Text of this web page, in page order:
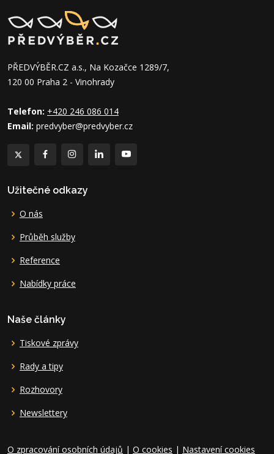
PŘEDVÝBĚR.CZ a.s., Na Kozačce 1289/7,
120 00 Praha 2 - Vinohrady
Telefon: +420 246 086 014
Email: predvyber@predvyber.cz
Užitečné odkazy
O nás
Průběh služby
Reference
Nabídky práce
Naše články
Tiskové zprávy
Rady a tipy
Rozhovory
Newslettery
O zpracování osobních údajů | O cookies | Nastavení cookies